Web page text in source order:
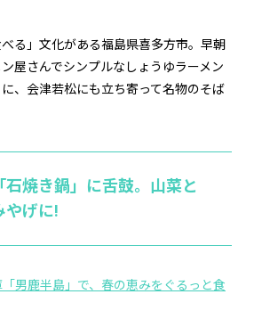
べる」文化がある福島県喜多方市。早朝
屋さんでシンプルなしょうゆラーメン
、会津若松にも立ち寄って名物のそば
焼き鍋」に舌鼓。山菜と
やげに!
男鹿半島」で、春の恵みをぐるっと食